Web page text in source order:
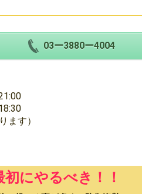
03ー3880ー4004
21:00
す）
にやるべき！！